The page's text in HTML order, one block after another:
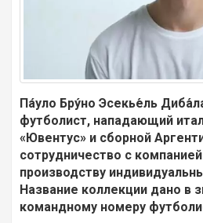
Па́уло Бру́но Эсекье́ль
футболист, нападающий
«Ювентус» и сборной
сотрудничество с
производству
Название коллекции дано в
командному номеру